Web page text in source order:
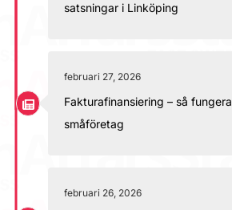
satsningar i Linköping
februari 27, 2026
Fakturafinansiering – så
småföretag
februari 26, 2026